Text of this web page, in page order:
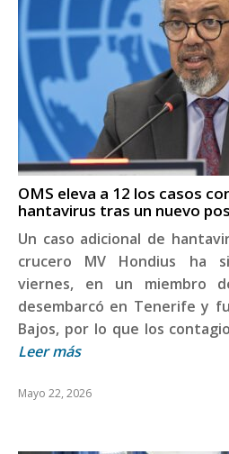
OMS eleva a 12 los casos
hantavirus tras un nuevo
Un caso adicional de
crucero MV Hondius ha
viernes, en un miembro
desembarcó en Tenerife y
Bajos, por lo que los
Leer más
Mayo 22, 2026